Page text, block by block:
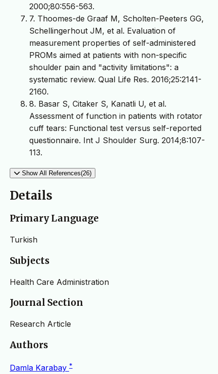
2000;80:556-563.
7. Thoomes-de Graaf M, Scholten-Peeters GG,
Schellingerhout JM, et al. Evaluation of
measurement properties of self-administered
PROMs aimed at patients with non-specific
shoulder pain and "activity limitations": a
systematic review. Qual Life Res. 2016;25:2141-
2160.
8. Basar S, Citaker S, Kanatli U, et al.
Assessment of function in patients with rotator
cuff tears: Functional test versus self-reported
questionnaire. Int J Shoulder Surg. 2014;8:107-
113.
Show All References(26)
Details
Primary Language
Turkish
Subjects
Health Care Administration
Journal Section
Research Article
Authors
Damla Karabay *